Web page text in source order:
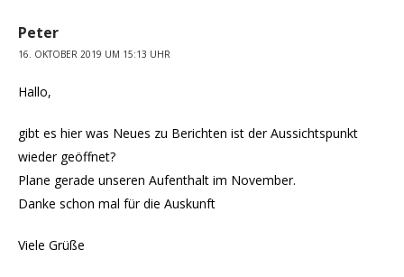
Peter
16. OKTOBER 2019 UM 15:13 UHR
Hallo,
gibt es hier was Neues zu Berichten ist der Aussichtspunkt
wieder geöffnet?
Plane gerade unseren Aufenthalt im November.
Danke schon mal für die Auskunft
Viele Grüße